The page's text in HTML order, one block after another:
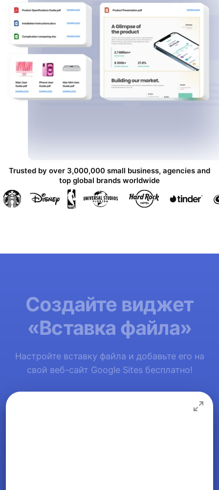
Trusted by over 3,000,000 small business, agencies and
top global brands worldwide
Создайте виджет
«Вставка файла»
Настройте вставку файла и добавьте его на
свой веб-сайт Google Sites бесплатно!